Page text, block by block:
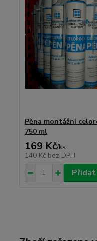
Pěna montážní
750 ml
169 Kč/ks
140 Kč bez DPH